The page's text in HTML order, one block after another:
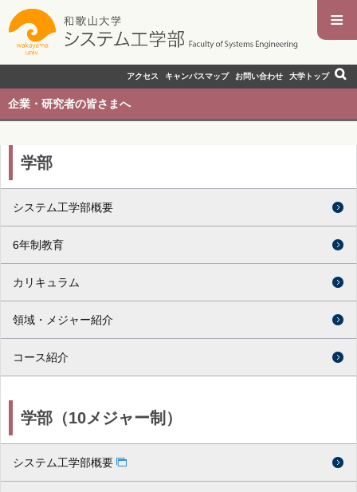
≡
アクセス キャンパスマップ お問い合わせ 大学トップ
企業・研究者の皆さまへ
学部
システム工学部概要
6年制教育
カリキュラム
領域・メジャー紹介
コース紹介
学部（10メジャー制）
システム工学部概要